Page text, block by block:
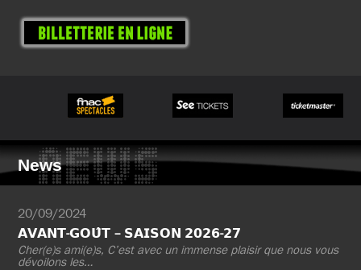
News
NEWS
20/09/2024
𝗔𝗩𝗔𝗡𝗧-𝗚𝗢𝗨̂𝗧 – 𝗦𝗔𝗜𝗦𝗢𝗡 𝟮𝟬𝟮𝟲-𝟮𝟳
Cher(e)s ami(e)s, C’est avec un immense plaisir que nous vous
dévoilons les…